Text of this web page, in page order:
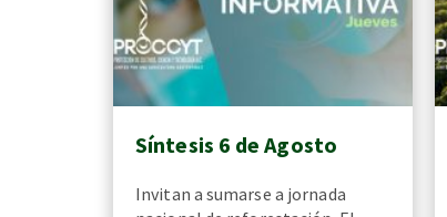
Síntesis 6 de Agosto
Invitan a sumarse a jornada